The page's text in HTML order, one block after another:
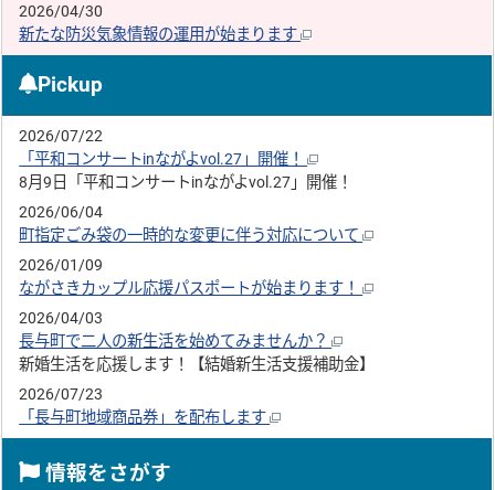
2026/04/30
新たな防災気象情報の運用が始まります
Pickup
2026/07/22
「平和コンサートinながよvol.27」開催！
8月9日「平和コンサートinながよvol.27」開催！
2026/06/04
町指定ごみ袋の一時的な変更に伴う対応について
2026/01/09
ながさきカップル応援パスポートが始まります！
2026/04/03
長与町で二人の新生活を始めてみませんか？
新婚生活を応援します！【結婚新生活支援補助金】
2026/07/23
「長与町地域商品券」を配布します
情報をさがす